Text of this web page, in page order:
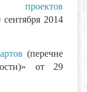
проектов
сентября 2014
(перечне
от 29